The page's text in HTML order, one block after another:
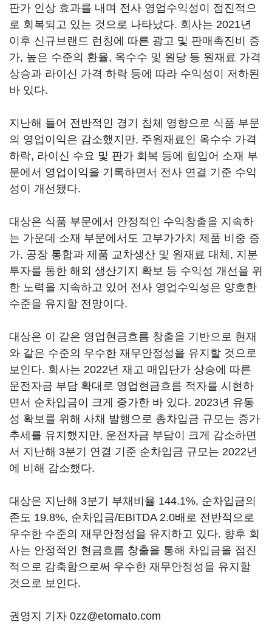
판가 인상 효과를 내며 전사 영업수익성이 점진적으
로 회복되고 있는 것으로 나타났다. 회사는 2021년
이후 신규브랜드 런칭에 따른 광고 및 판매촉진비 증
가, 높은 수준의 환율, 옥수수 및 원당 등 원재료 가격
상승과 라이신 가격 하락 등에 따라 수익성이 저하된
바 있다.
지난해 들어 전반적인 경기 침체 영향으로 식품 부문
의 영업이익은 감소했지만, 주원재료인 옥수수 가격
하락, 라이신 수요 및 판가 회복 등에 힘입어 소재 부
문에서 영업이익을 기록하면서 전사 연결 기준 수익
성이 개선됐다.
대상은 식품 부문에서 안정적인 수익창출을 지속하
는 가운데 소재 부문에서도 고부가가치 제품 비중 증
가, 공장 통합과 제품 교차생산 및 원재료 대체, 지분
투자를 통한 해외 생산기지 확보 등 수익성 개선을 위
한 노력을 지속하고 있어 전사 영업수익성은 양호한
수준을 유지할 전망이다.
대상은 이 같은 영업현금흐름 창출을 기반으로 현재
와 같은 수준의 우수한 재무안정성을 유지할 것으로
보인다. 회사는 2022년 재고 매입단가 상승에 따른
운전자금 부담 확대로 영업현금흐름 적자를 시현하
면서 순차입금이 크게 증가한 바 있다. 2023년 유동
성 확보를 위해 사채 발행으로 총차입금 규모는 증가
추세를 유지했지만, 운전자금 부담이 크게 감소하면
서 지난해 3분기 연결 기준 순차입금 규모는 2022년
에 비해 감소했다.
대상은 지난해 3분기 부채비율 144.1%, 순차입금의
존도 19.8%, 순차입금/EBITDA 2.0배로 전반적으로
우수한 수준의 재무안정성을 유지하고 있다. 향후 회
사는 안정적인 현금흐름 창출을 통해 차입금을 점진
적으로 감축함으로써 우수한 재무안정성을 유지할
것으로 보인다.
권영지 기자 0zz@etomato.com